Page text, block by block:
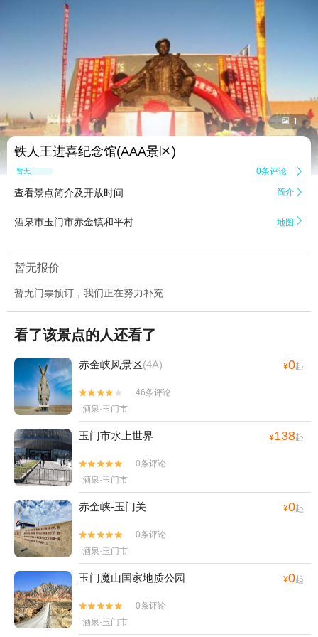
 1
铁人王进喜纪念馆(AAA景区)
暂无点评 0条评论 
查看景点简介及开放时间 简介 
酒泉市玉门市赤金镇和平村 地图 
暂无报价
暂无门票预订，我们正在努力补充
看了该景点的人还看了
赤金峡风景区(4A) ¥0起


46条评论
酒泉·玉门市
玉门市水上世界 ¥138起


0条评论
酒泉·玉门市
赤金峡-玉门关 ¥0起


0条评论
酒泉·玉门市
玉门魔山国家地质公园 ¥0起


0条评论
酒泉·玉门市